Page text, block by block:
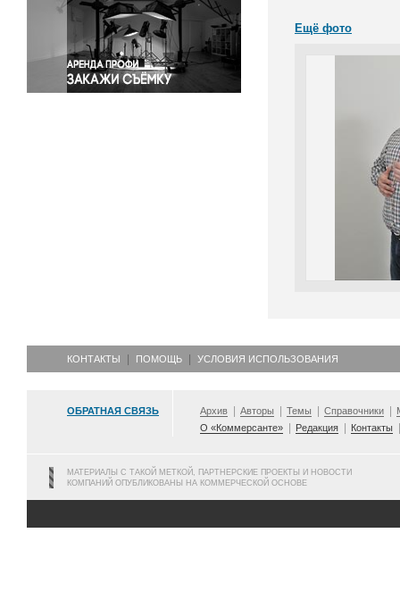
Спорт
Экология
Экономика и бизнес
Ещё фото
КОНТАКТЫ ПОМОЩЬ УСЛОВИЯ ИСПОЛЬЗОВАНИЯ
ОБРАТНАЯ СВЯЗЬ Архив Авторы Темы Справочники
О «Коммерсанте»
Редакция Контакты
МАТЕРИАЛЫ С ТАКОЙ МЕТКОЙ, ПАРТНЕРСКИЕ ПРОЕКТЫ И НОВОСТИ
КОМПАНИЙ ОПУБЛИКОВАНЫ НА КОММЕРЧЕСКОЙ ОСНОВЕ